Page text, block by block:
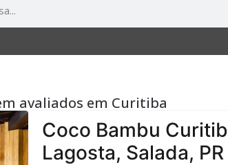
avaliados em Curitiba
Coco Bambu
Lagosta, Salada, PR